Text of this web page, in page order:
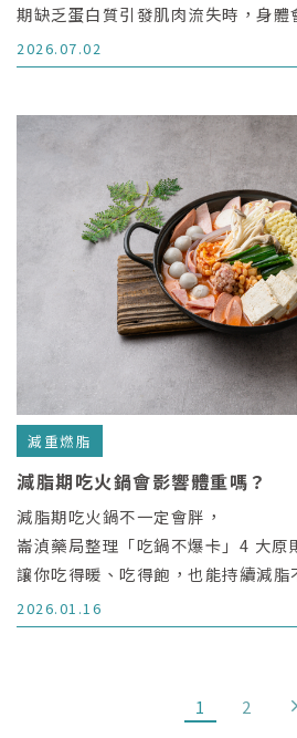
期缺乏蛋白質引發肌肉流失時，身
減重代謝變慢。本文將由專業觀點為
的 5 大警訊，並附上每日蛋白質攝
2026.07.02
減重燃脂
減脂期吃火鍋會影響體重嗎？
減脂期吃火鍋不一定會胖，
崙湞藥局整理「吃鍋不爆卡」4 大原
讓你吃得暖、吃得飽，也能持續減脂
2026.01.16
1 2